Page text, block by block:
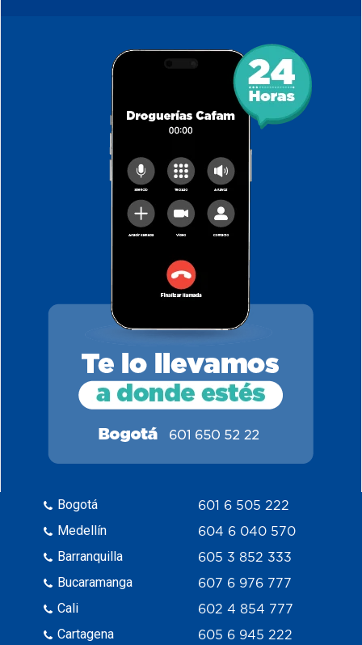
Bogotá
Medellín
Barranquilla
Bucaramanga
Cali
Cartagena
601 6 505 222
604 6 040 570
605 3 852 333
607 6 976 777
602 4 854 777
605 6 945 222